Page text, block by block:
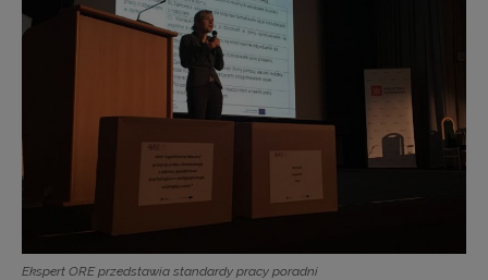
Ekspert ORE przedstawia standardy pracy poradni